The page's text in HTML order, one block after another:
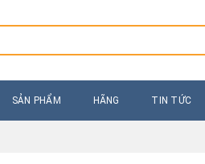
SẢN PHẨM HÃNG TIN TỨC